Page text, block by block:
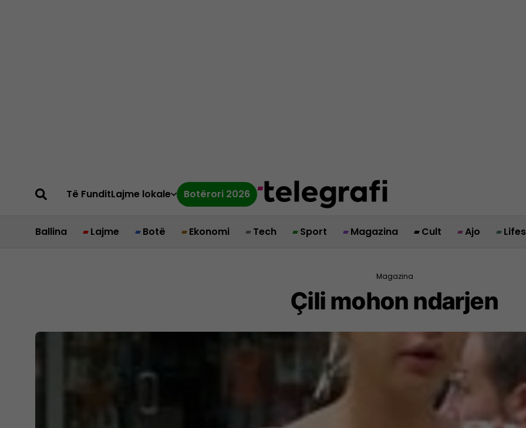
Të FunditLajme lokale Botërori 2026
Ballina Lajme Botë Ekonomi Tech Sport Magazina Cult Ajo
Magazina
Çili mohon ndarjen